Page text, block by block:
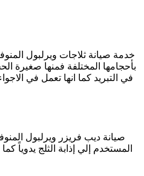
خدمة صيانة ثلاجات ويرلبول
في التبريد كما انها تعمل في
صيانة ديب فريزر ويرلبول
المستخدم إلي إذابة الثلج